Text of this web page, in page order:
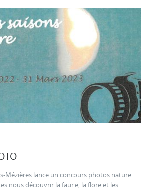
Mézières lance un concours photos nature
nous découvrir la faune, la flore et les